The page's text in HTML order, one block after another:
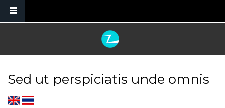
Sed ut perspiciatis unde omnis